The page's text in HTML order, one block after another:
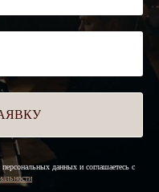
данных и соглашаетесь c